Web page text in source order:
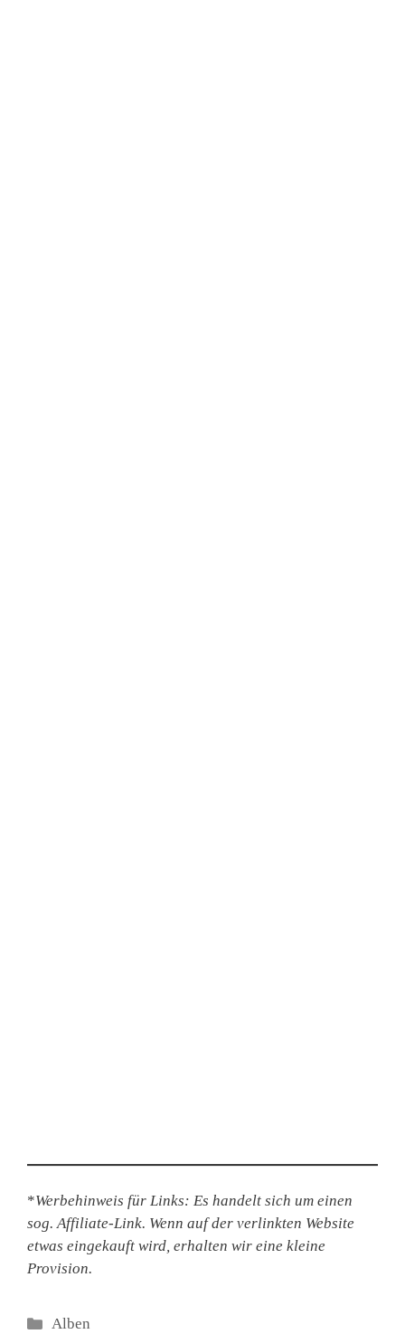
*Werbehinweis für Links: Es handelt sich um einen
sog. Affiliate-Link. Wenn auf der verlinkten Website
etwas eingekauft wird, erhalten wir eine kleine
Provision.
Kategorien
Alben